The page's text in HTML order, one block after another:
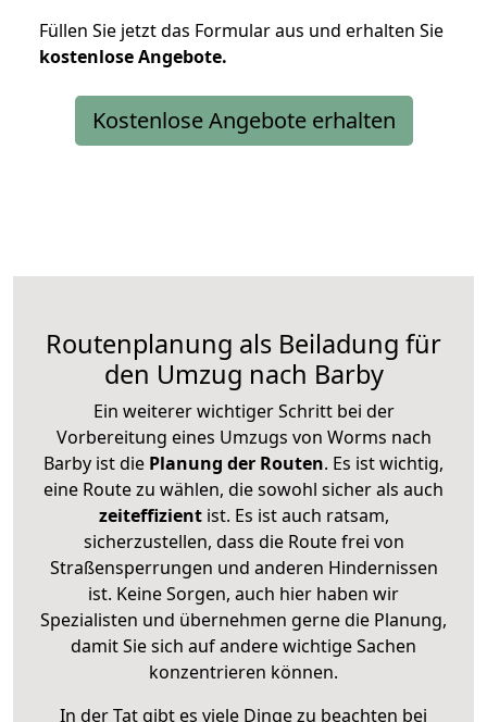
Füllen Sie jetzt das Formular aus und erhalten Sie
kostenloseAngebote.
Kostenlose Angebote erhalten
Routenplanung als Beiladung für
den Umzug nach Barby
Ein weiterer wichtiger Schritt bei der
Vorbereitung eines Umzugs von Worms nach
Barby ist die Planung der Routen. Es ist wichtig,
eine Route zu wählen, die sowohl sicher als auch
zeiteffizientist. Es ist auch ratsam,
sicherzustellen, dass die Route frei von
Straßensperrungen und anderen Hindernissen
ist. Keine Sorgen, auch hier haben wir
Spezialisten und übernehmen gerne die Planung,
damit Sie sich auf andere wichtige Sachen
konzentrieren können.
In der Tat gibt es viele Dinge zu beachten bei